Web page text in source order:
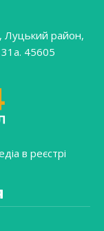
Луцький район,
45605
в реєстрі